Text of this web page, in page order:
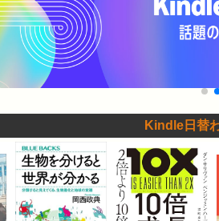
Kindle日替